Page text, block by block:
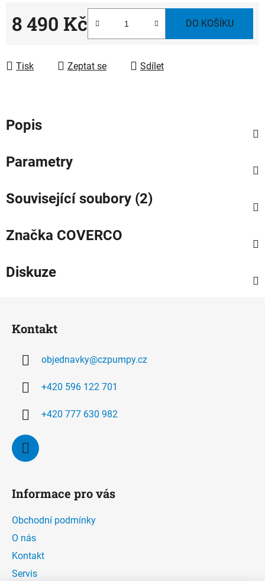
8 490 Kč DO KOŠÍKU
Tisk Zeptat se Sdílet
Popis
Parametry
Související soubory (2)
Značka COVERCO
Diskuze
Kontakt
objednavky@czpumpy.cz
+420 596 122 701
+420 777 630 982
Informace pro vás
Obchodní podmínky
O nás
Kontakt
Servis